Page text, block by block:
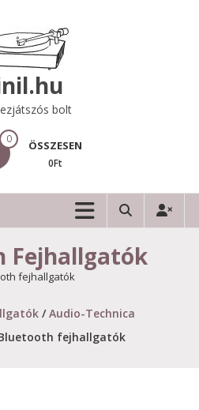
bolt
0 ÖSSZESEN
0Ft
Fejhallgatók
fejhallgatók
/Audio-Technica
fejhallgatók